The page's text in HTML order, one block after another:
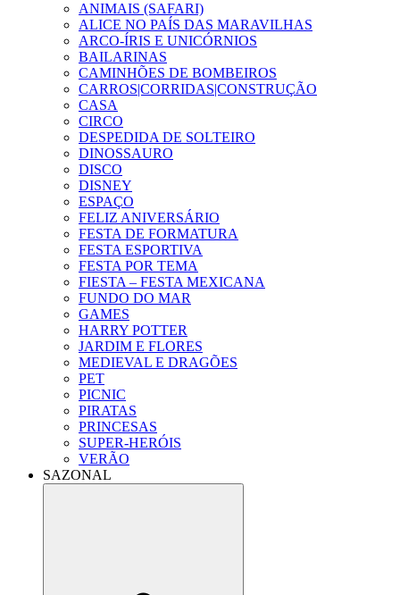
ANIMAIS (SAFARI)
ALICE NO PAÍS DAS MARAVILHAS
ARCO-ÍRIS E UNICÓRNIOS
BAILARINAS
CAMINHÕES DE BOMBEIROS
CARROS|CORRIDAS|CONSTRUÇÃO
CASA
CIRCO
DESPEDIDA DE SOLTEIRO
DINOSSAURO
DISCO
DISNEY
ESPAÇO
FELIZ ANIVERSÁRIO
FESTA DE FORMATURA
FESTA ESPORTIVA
FESTA POR TEMA
FIESTA – FESTA MEXICANA
FUNDO DO MAR
GAMES
HARRY POTTER
JARDIM E FLORES
MEDIEVAL E DRAGÕES
PET
PICNIC
PIRATAS
PRINCESAS
SUPER-HERÓIS
VERÃO
SAZONAL